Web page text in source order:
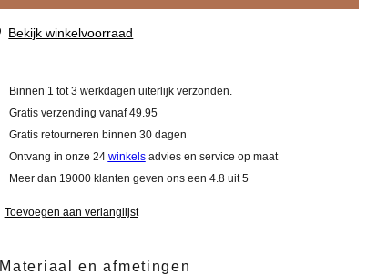
Bekijk winkelvoorraad
Binnen 1 tot 3 werkdagen uiterlijk verzonden.
Gratis verzending vanaf 49.95
Gratis retourneren binnen 30 dagen
Ontvang in onze 24 winkelsadvies en service op maat
Meer dan 19000 klanten geven ons een 4.8 uit 5
Toevoegen aan verlanglijst
Materiaal en afmetingen